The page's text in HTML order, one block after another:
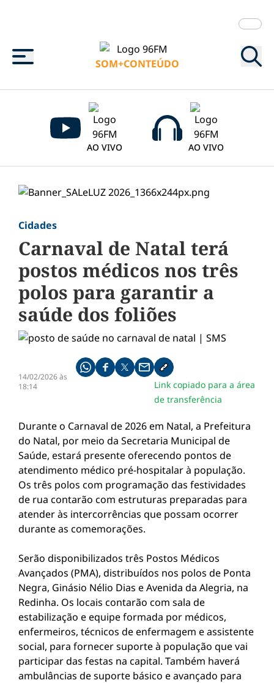
Menu
SOM+CONTEÚDO
AO VIVO AO VIVO
Cidades
Carnaval de Natal terá
postos médicos nos três
polos para garantir a
saúde dos foliões
14/02/2026 às
18:14
Compartilhe pelo whatsapp
Compartilhar no facebook
Compartilhar no twitter
Compartilhe pelo email
Copiar link da notícia
Link copiado para a área
de transferência
Durante o Carnaval de 2026 em Natal, a Prefeitura
do Natal, por meio da Secretaria Municipal de
Saúde, estará presente oferecendo pontos de
atendimento médico pré-hospitalar à população.
Os três polos com programação das festividades
de rua contarão com estruturas preparadas para
atender às intercorrências que possam ocorrer
durante as comemorações.
Serão disponibilizados três Postos Médicos
Avançados (PMA), distribuídos nos polos de Ponta
Negra, Ginásio Nélio Dias e Avenida da Alegria, na
Redinha. Os locais contarão com sala de
estabilização e equipe formada por médicos,
enfermeiros, técnicos de enfermagem e assistente
social, para fornecer suporte à população que vai
participar das festas na capital. Também haverá
ambulâncias de suporte básico e avançado para